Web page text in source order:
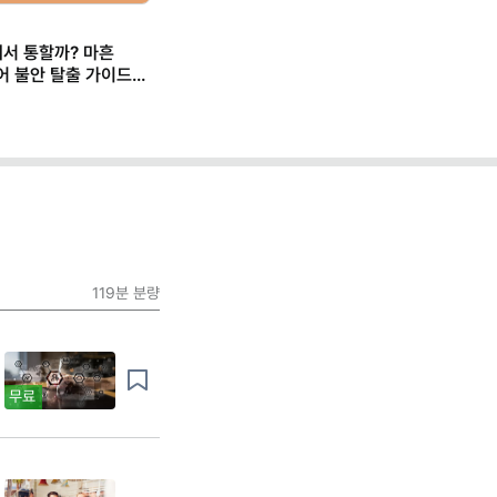
통할까? 마흔
불안 탈출 가이드
119분 분량
무료